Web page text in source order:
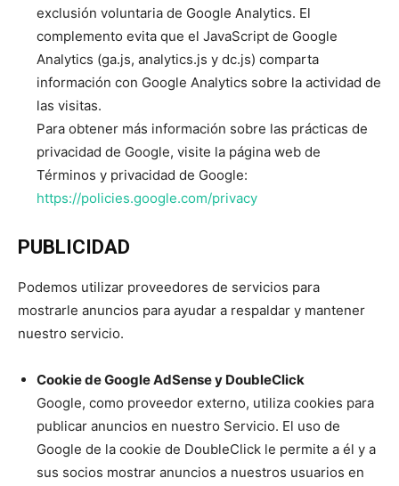
exclusión voluntaria de Google Analytics. El
complemento evita que el JavaScript de Google
Analytics (ga.js, analytics.js y dc.js) comparta
información con Google Analytics sobre la actividad de
las visitas.
Para obtener más información sobre las prácticas de
privacidad de Google, visite la página web de
Términos y privacidad de Google:
https://policies.google.com/privacy
PUBLICIDAD
Podemos utilizar proveedores de servicios para
mostrarle anuncios para ayudar a respaldar y mantener
nuestro servicio.
Cookie de Google AdSense y DoubleClick
Google, como proveedor externo, utiliza cookies para
publicar anuncios en nuestro Servicio. El uso de
Google de la cookie de DoubleClick le permite a él y a
sus socios mostrar anuncios a nuestros usuarios en